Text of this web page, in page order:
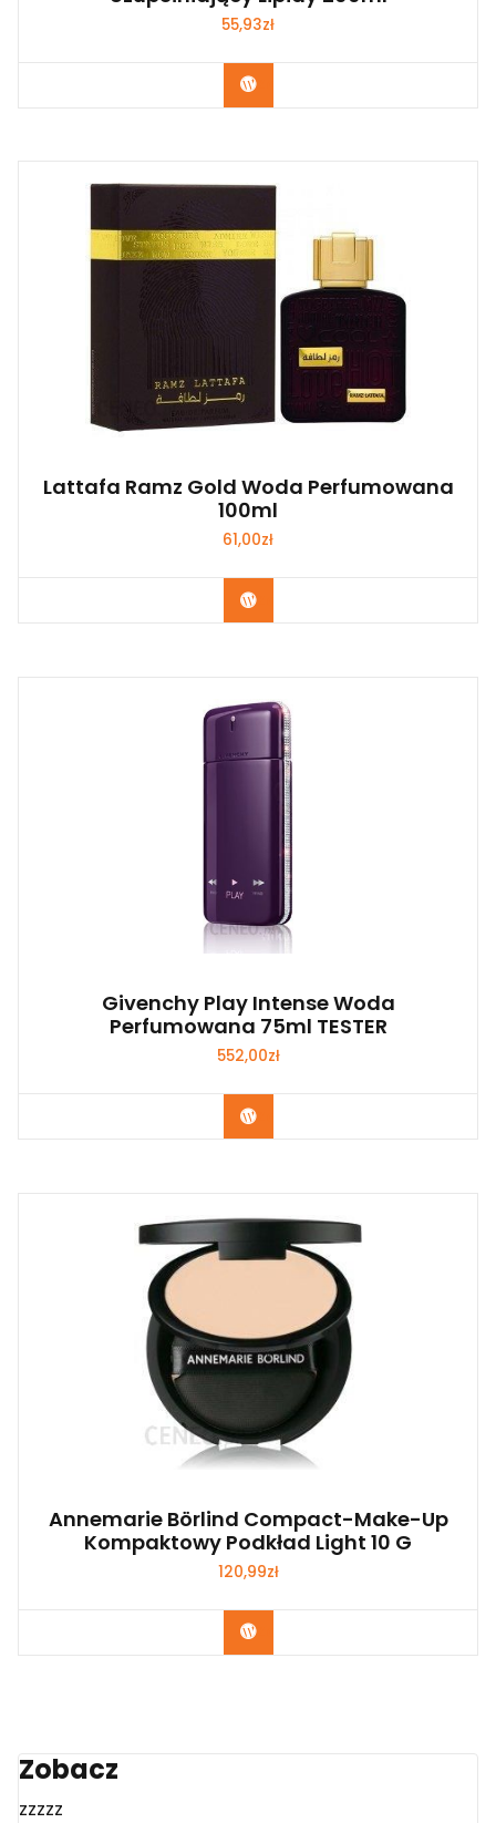
55,93zł
Zobacz
Lattafa Ramz Gold Woda Perfumowana
100ml
61,00zł
Zobacz
Givenchy Play Intense Woda
Perfumowana 75ml TESTER
552,00zł
Zobacz
Annemarie Börlind Compact-Make-Up
Kompaktowy Podkład Light 10 G
120,99zł
Zobacz
Zobacz
zzzzz